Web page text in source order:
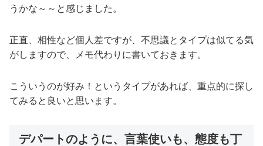
うかな～～と感じました。
正直、相性など個人差ですが、不思議とタイプは似てる気
がしますので、メモ代わりに書いておきます。
こういうのが好み！というタイプがあれば、重点的に探し
てみると良いと思います。
デパートのように、言葉使いも、態度も丁